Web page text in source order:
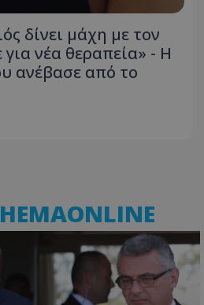
δίνει μάχη με τον
νέα θεραπεία» - Η
ανέβασε από το